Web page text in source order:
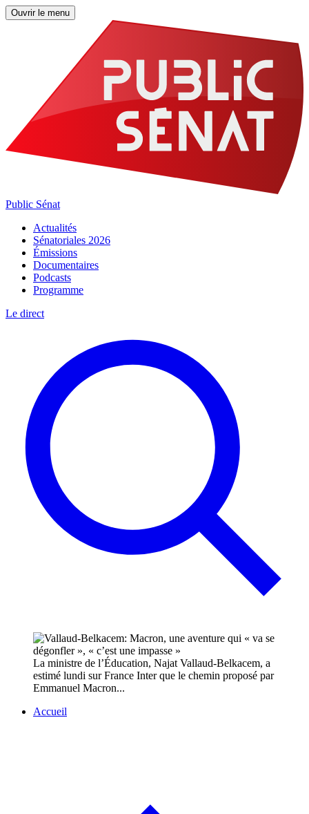
Ouvrir le menu
Public Sénat
Actualités
Sénatoriales 2026
Émissions
Documentaires
Podcasts
Programme
Le direct
La ministre de l’Éducation, Najat Vallaud-Belkacem, a
estimé lundi sur France Inter que le chemin proposé par
Emmanuel Macron...
Accueil